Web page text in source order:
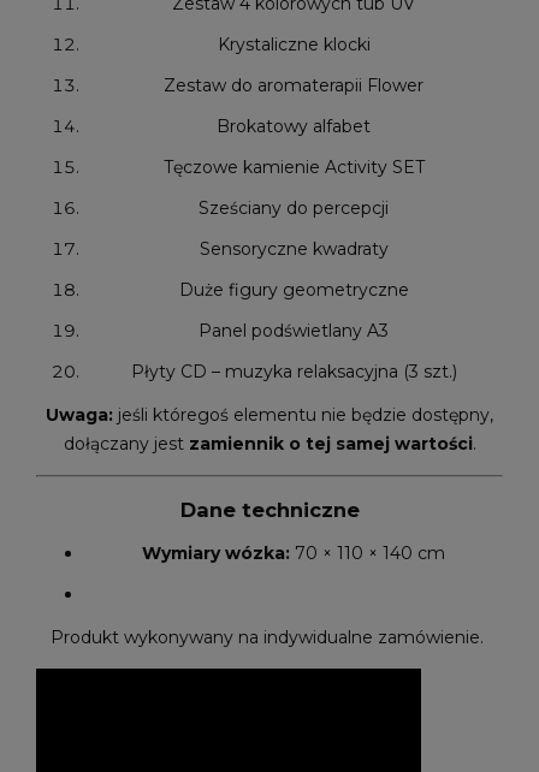
Krystaliczne klocki
Zestaw do aromaterapii Flower
Brokatowy alfabet
Tęczowe kamienie Activity SET
Sześciany do percepcji
Sensoryczne kwadraty
Duże figury geometryczne
Panel podświetlany A3
Płyty CD – muzyka relaksacyjna (3 szt.)
Uwaga: jeśli któregoś elementu nie będzie dostępny,
dołączany jest zamiennik o tej samej wartości.
Dane techniczne
Wymiary wózka: 70 × 110 × 140 cm
Produkt wykonywany na indywidualne zamówienie.